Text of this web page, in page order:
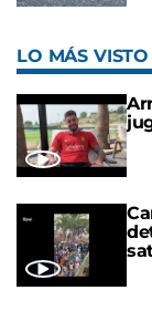
LO MÁS VISTO